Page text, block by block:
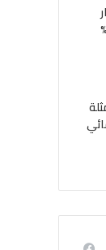
الاستهلاك يرتفع بنسبة 0,2%